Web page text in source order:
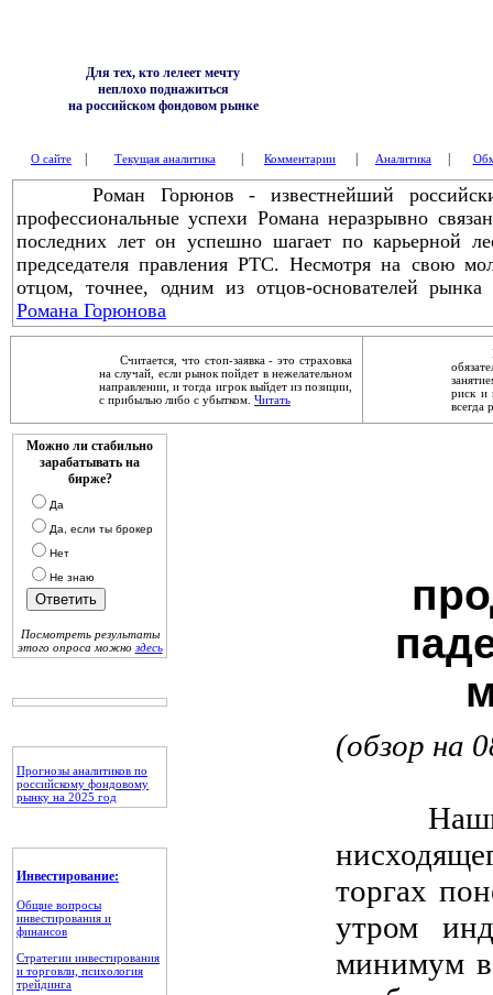
Для тех, кто лелеет мечту
неплохо поднажиться
на российском фондовом рынке
О сайте Текущая аналитика Комментарии Аналитика
Роман Горюнов - известнейший
профессиональные успехи Романа неразрывно
последних лет он успешно шагает по карьерной
председателя правления РТС. Несмотря на свою
отцом, точнее, одним из отцов-основателей
Романа Горюнова
Считается, что стоп-заявка - это страховка
на случай, если рынок пойдет в нежелательном
направлении, и тогда игрок выйдет из позиции,
с прибылью либо с убытком. Читать
риск и
всегда
Можно ли стабильно
зарабатывать на
бирже?
Да
Да, если ты брокер
Нет
Не знаю
Посмотреть результаты
этого опроса можно здесь
Прогнозы аналитиков по
российскому фондовому
рынку на 2025 год
Инвестирование:
Общие вопросы
инвестирования и
финансов
Стратегии инвестирования
и торговли, психология
трейдинга
(обзор на
Наши
торгах
утром
минимум в